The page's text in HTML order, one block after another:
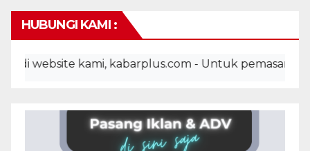
HUBUNGI KAMI :
kami, kabarplus.com - Untuk pemasangan